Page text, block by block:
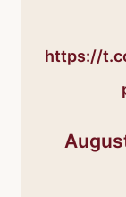
https://